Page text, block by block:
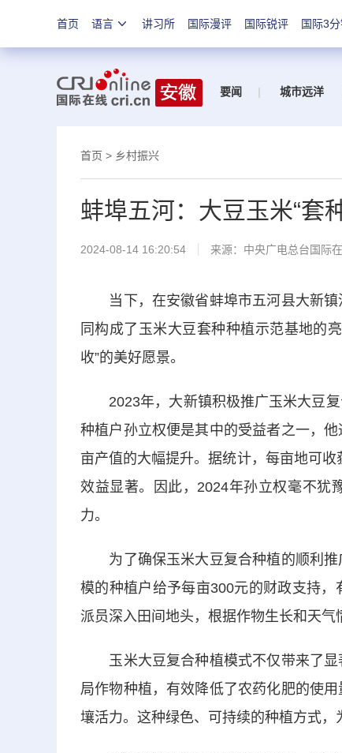
首页 语言 讲习所 国际漫评 国际锐评 国际3
要闻 | 城市远洋
首页 > 乡村振兴
蚌埠五河：大豆玉米“套
2024-08-14 16:20:54 来源：中央广电总台国际
当下，在安徽省蚌埠市五河县大新镇
同构成了玉米大豆套种种植示范基地的
收”的美好愿景。
2023年，大新镇积极推广玉米大豆复
种植户孙立权便是其中的受益者之一，
亩产值的大幅提升。据统计，每亩地可
效益显著。因此，2024年孙立权毫不犹
力。
为了确保玉米大豆复合种植的顺利推
模的种植户给予每亩300元的财政支持
派员深入田间地头，根据作物生长和天气
玉米大豆复合种植模式不仅带来了显
局作物种植，有效降低了农药化肥的使
壤活力。这种绿色、可持续的种植方式，